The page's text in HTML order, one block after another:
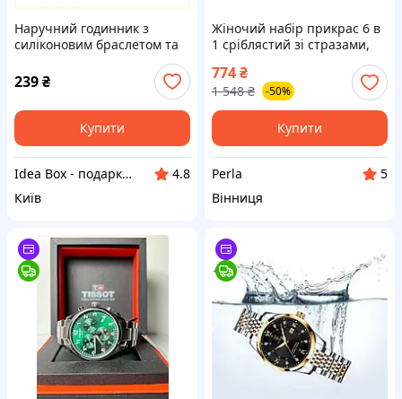
Наручний годинник з
силіконовим браслетом та
239₴
Купити
Idea Box - подарки для всей семьи
4.8
Київ
Жіночий набір прикрас 6 в
1 сріблястий зі стразами,
годинник, браслет, кольє,
кільце та сережки
774₴
1 548 ₴ -50%
Купити
Perla
5
Вінниця